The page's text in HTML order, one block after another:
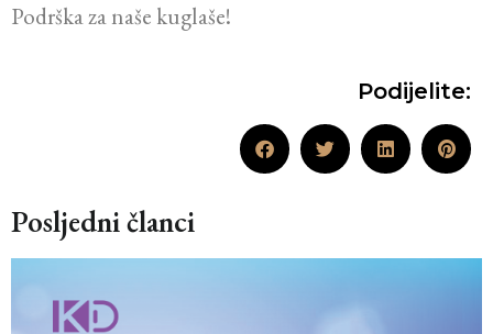
Podrška za naše kuglaše!
Podijelite:
Posljedni članci